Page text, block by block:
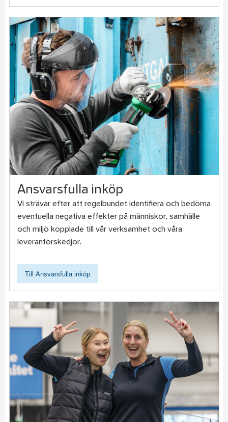
Ansvarsfulla inköp
Vi strävar efter att regelbundet identifiera och bedöma
eventuella negativa effekter på människor, samhälle
och miljö kopplade till vår verksamhet och våra
leverantörskedjor.
Till Ansvarsfulla inköp